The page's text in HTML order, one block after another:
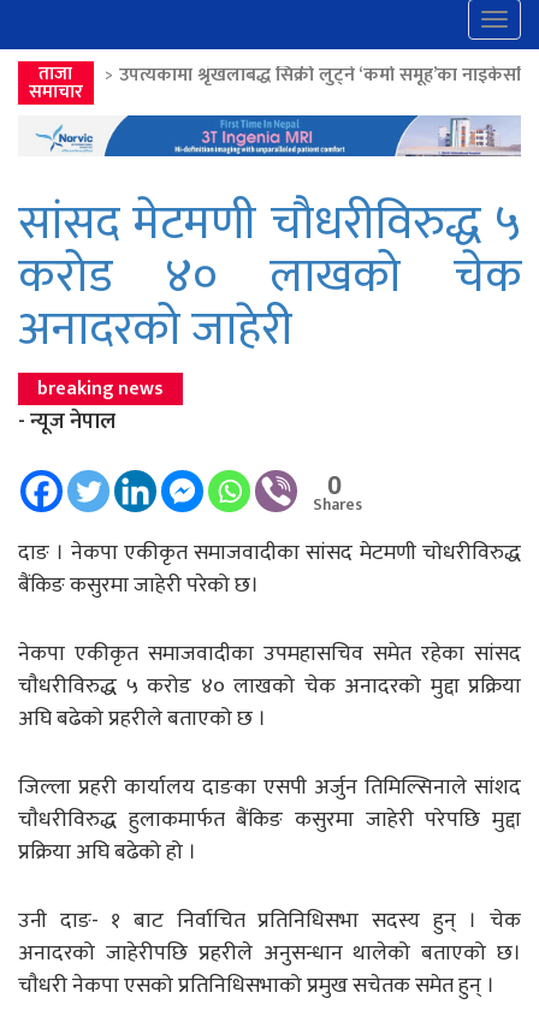
ताजा
समाचार
श्रृंखलाबद्ध सिक्री लुट्ने ‘कर्मा समूह’का नाइकेसहित पाँच पक्राउ >>
सांसद मेटमणी चाैधरीविरुद्ध ५
करोड ४० लाखको चेक
अनादरको जाहेरी
breaking news
- न्यूज नेपाल
0
Shares
दाङ । नेकपा एकीकृत समाजवादीका सांसद मेटमणी चाेधरीविरुद्ध
बैंकिङ कसुरमा जाहेरी परेको छ।
नेकपा एकीकृत समाजवादीका उपमहासचिव समेत रहेका सांसद
चाैधरीविरुद्ध ५ करोड ४० लाखको चेक अनादरको मुद्दा प्रक्रिया
अघि बढेको प्रहरीले बताएको छ ।
जिल्ला प्रहरी कार्यालय दाङका एसपी अर्जुन तिमिल्सिनाले सांशद
चाैधरीविरुद्ध हुलाकमार्फत बैंकिङ कसुरमा जाहेरी परेपछि मुद्दा
प्रक्रिया अघि बढेको हो ।
उनी दाङ- १ बाट निर्वाचित प्रतिनिधिसभा सदस्य हुन् । चेक
अनादरको जाहेरीपछि प्रहरीले अनुसन्धान थालेको बताएको छ।
चाैधरी नेकपा एसको प्रतिनिधिसभाको प्रमुख सचेतक समेत हुन् ।